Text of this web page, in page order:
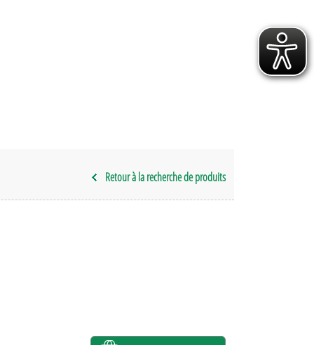
Retour à la recherche de produits